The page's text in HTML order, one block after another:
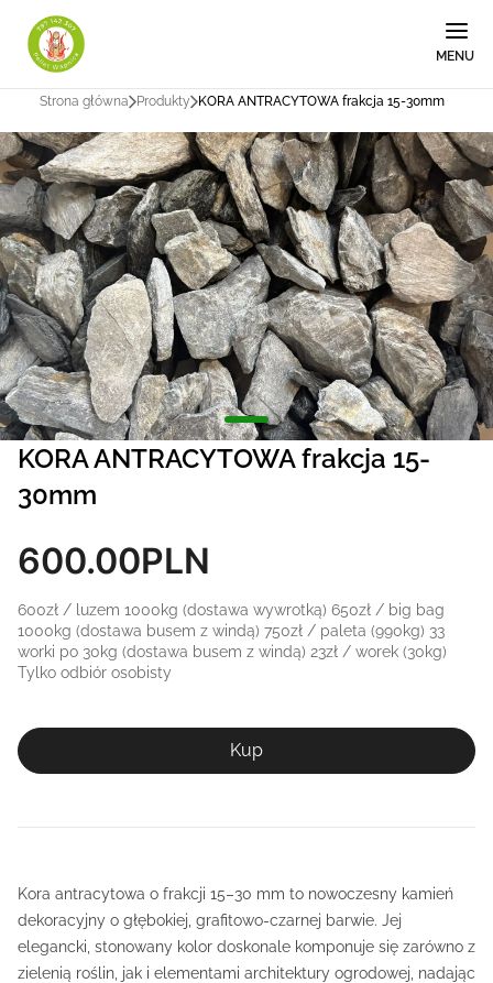
MENU
Strona główna Produkty KORA ANTRACYTOWA frakcja 15-30mm
KORA ANTRACYTOWA frakcja 15-
30mm
600.00PLN
600zł / luzem 1000kg (dostawa wywrotką) 650zł / big bag
1000kg (dostawa busem z windą) 750zł / paleta (990kg) 33
worki po 30kg (dostawa busem z windą) 23zł / worek (30kg)
Tylko odbiór osobisty
Kup
Kora antracytowa o frakcji 15–30 mm to nowoczesny kamień
dekoracyjny o głębokiej, grafitowo-czarnej barwie. Jej
elegancki, stonowany kolor doskonale komponuje się zarówno z
zielenią roślin, jak i elementami architektury ogrodowej, nadając